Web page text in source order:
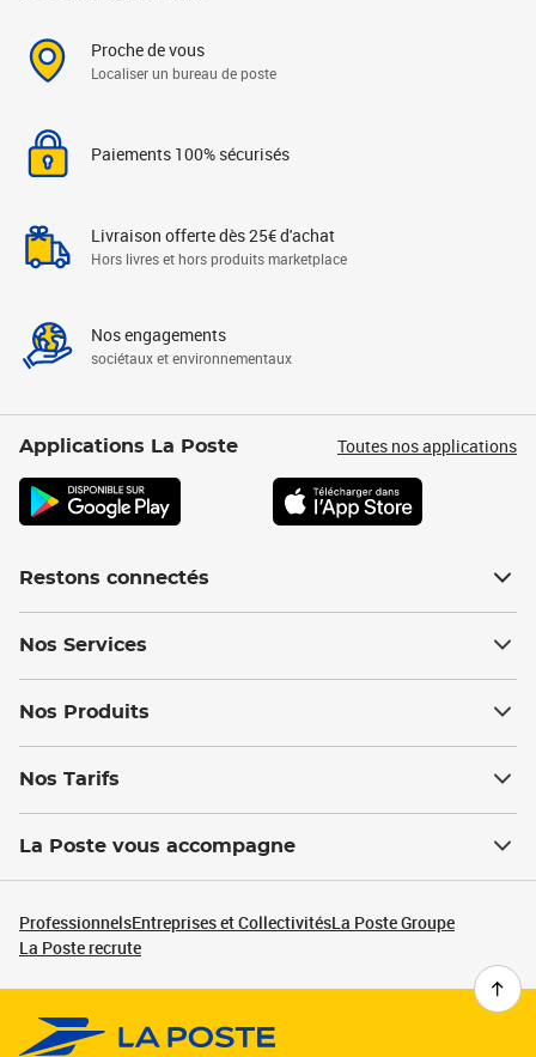
Proche de vous
Localiser un bureau de poste
Paiements 100% sécurisés
Livraison offerte dès 25€ d'achat
Hors livres et hors produits marketplace
Nos engagements
sociétaux et environnementaux
Applications La Poste Toutes nos applications
Restons connectés
Nos Services
Nos Produits
Nos Tarifs
La Poste vous accompagne
ProfessionnelsEntreprises et CollectivitésLa Poste Groupe
La Poste recrute